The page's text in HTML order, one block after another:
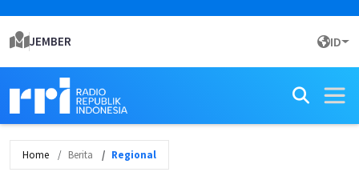
JEMBER ID
Home Berita Regional